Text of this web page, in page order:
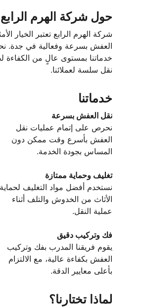
حول شركة الهرم الرابع
شركة الهرم الرابع تعتبر الخيار
العفش بسرعة وفعالية في جدة.
خدماتنا بمستوى عالٍ من الكفاءة
نقل سلسة لعملائنا.
خدماتنا
نقل العفش بسرعة
نحرص على إتمام عمليات نقل
العفش بأسرع وقت ممكن دون
المساس بجودة الخدمة.
تغليف وحماية ممتازة
نستخدم أفضل مواد التغليف لحماية
الأثاث من الخدوش والتلف أثناء
عملية النقل.
فك وتركيب دقيق
يقوم فريقنا المدرب بفك وتركيب
العفش بكفاءة عالية، مع الالتزام
بأعلى معايير الدقة.
لماذا تختارنا؟